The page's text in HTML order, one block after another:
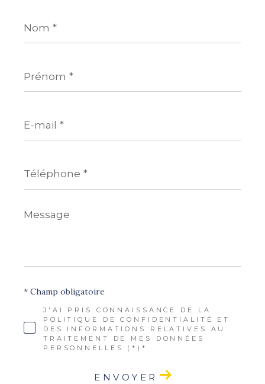
*
*
mail
*
*
Message
*
J'AI PRIS CONNAISSANCE DE LA
POLITIQUE DE CONFIDENTIALITÉ ET
DES INFORMATIONS RELATIVES AU
TRAITEMENT DE MES DONNÉES
PERSONNELLES (*)*
* Champ obligatoire
ENVOYER